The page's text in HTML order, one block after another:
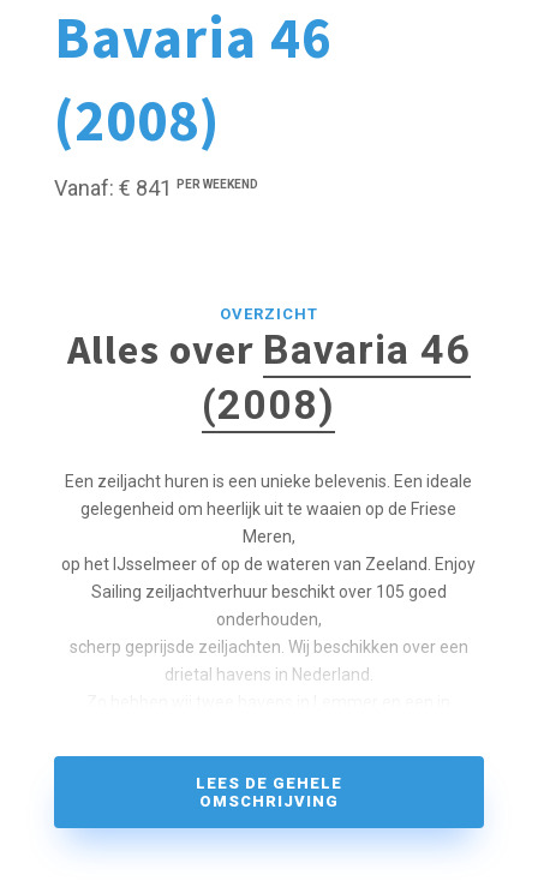
Bavaria 46
(2008)
Vanaf: € 841 PER WEEKEND
OVERZICHT
Alles over Bavaria 46
(2008)
Een zeiljacht huren is een unieke belevenis. Een ideale
gelegenheid om heerlijk uit te waaien op de Friese
Meren,
op het IJsselmeer of op de wateren van Zeeland. Enjoy
Sailing zeiljachtverhuur beschikt over 105 goed
onderhouden,
scherp geprijsde zeiljachten. Wij beschikken over een
drietal havens in Nederland.
Vanuit de haven in Zeeland bieden wij ook de
mogelijkheid voor een zeilavontuur naar Engeland.
Comfortabel en ruim zeiljacht voor het gezin of om
LEES DE GEHELE
OMSCHRIJVING